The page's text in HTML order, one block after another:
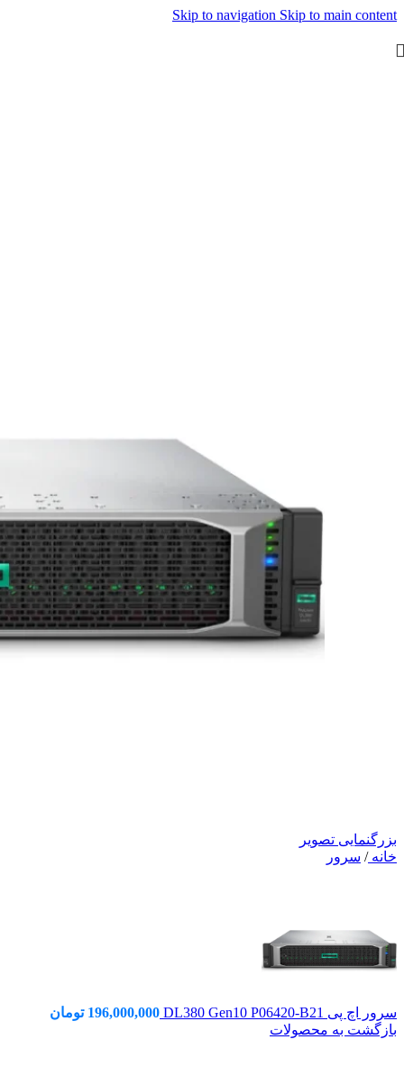
Skip to navigation Skip to main content
بزرگنمایی تصویر
خانه/ سرور
سرور اچ پی DL380 Gen10 P06420-B21 196,000,000 تومان
بازگشت به محصولات